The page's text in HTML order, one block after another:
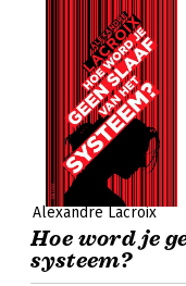
Alexandre Lacroix
Hoe word je
systeem?